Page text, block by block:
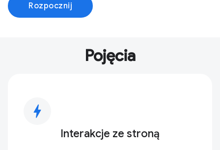
Rozpocznij
Pojęcia
bolt
Interakcje ze stroną